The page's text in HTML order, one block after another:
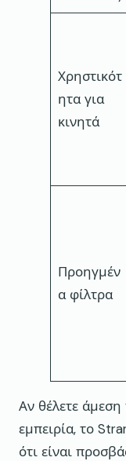
Χρηστικότ
ητα για
κινητά
Προηγμέν
α φίλτρα
Αν θέλετε
εμπειρία, το
ότι είναι